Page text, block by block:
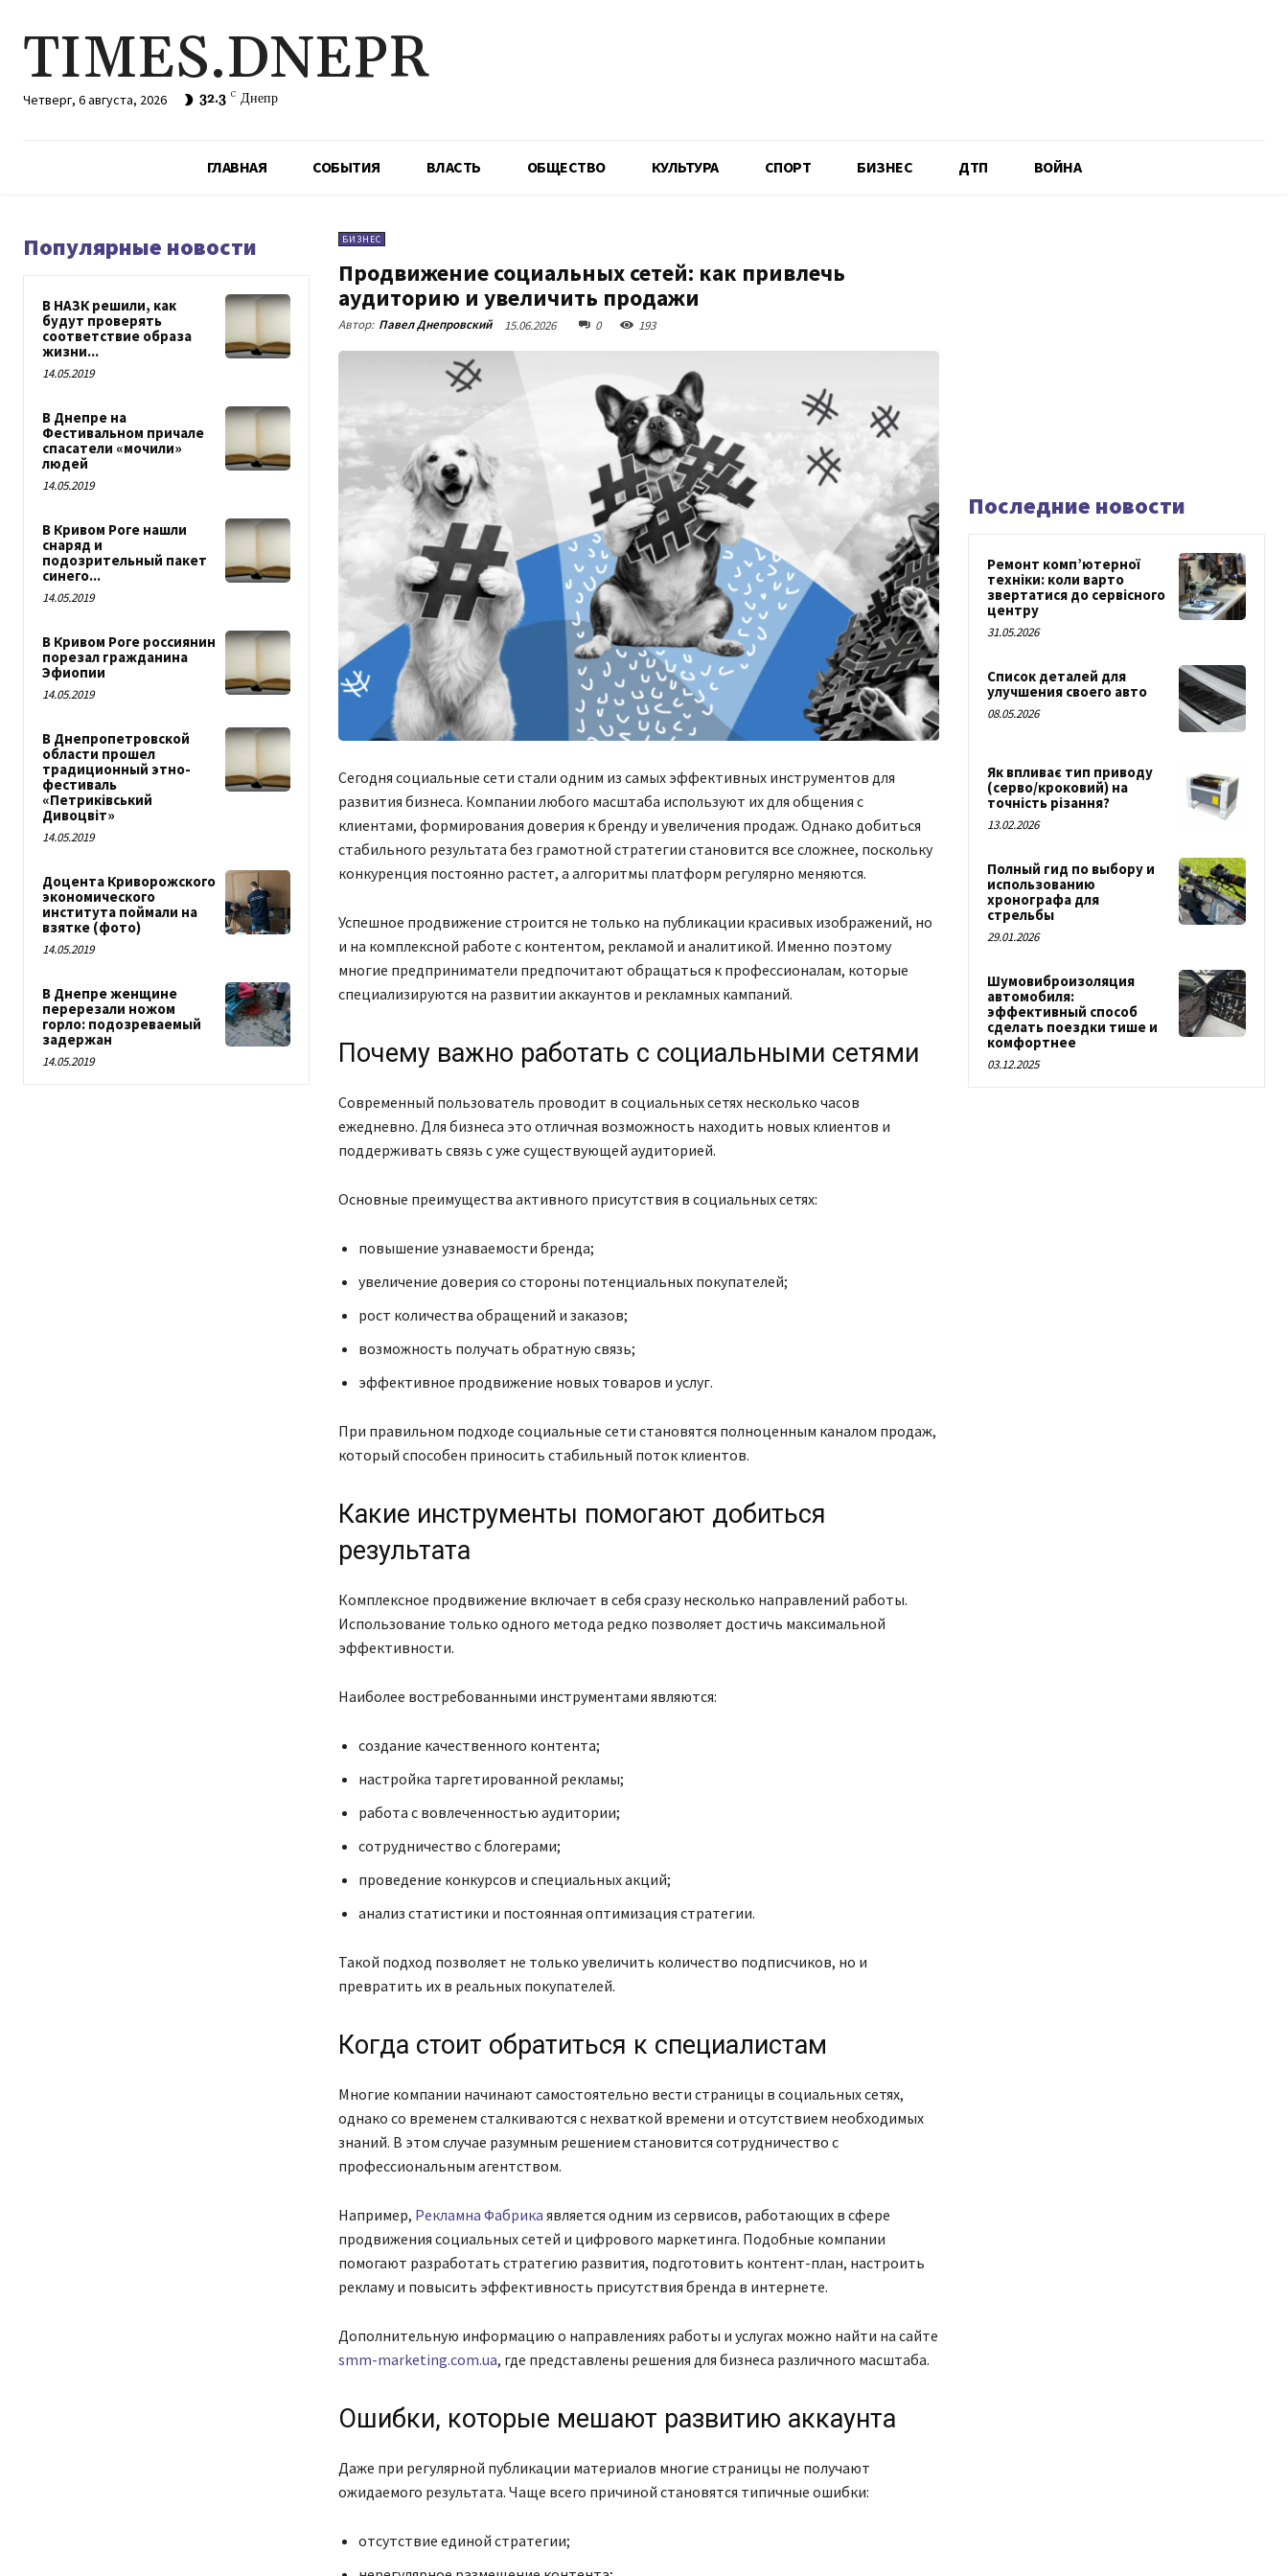
TIMES.DNEPR
Четверг, 6 августа, 2026 32.3 C Днепр
ГЛАВНАЯ СОБЫТИЯ ВЛАСТЬ ОБЩЕСТВО КУЛЬТУРА СПОРТ БИЗНЕС ДТП ВОЙНА
Популярные новости
В НАЗК решили, как
будут проверять
соответствие образа
жизни...
14.05.2019
В Днепре на
Фестивальном причале
спасатели «мочили»
людей
14.05.2019
В Кривом Роге нашли
снаряд и
подозрительный пакет
синего...
14.05.2019
В Кривом Роге россиянин
порезал гражданина
Эфиопии
14.05.2019
В Днепропетровской
области прошел
традиционный этно-
фестиваль
«Петриківський
Дивоцвіт»
14.05.2019
Доцента Криворожского
экономического
института поймали на
взятке (фото)
14.05.2019
В Днепре женщине
перерезали ножом
горло: подозреваемый
задержан
14.05.2019
БИЗНЕС
Продвижение социальных сетей: как привлечь
аудиторию и увеличить продажи
Автор: Павел Днепровский 15.06.2026 0 193
Сегодня социальные сети стали одним из самых эффективных инструментов для
развития бизнеса. Компании любого масштаба используют их для общения с
клиентами, формирования доверия к бренду и увеличения продаж. Однако добиться
стабильного результата без грамотной стратегии становится все сложнее, поскольку
конкуренция постоянно растет, а алгоритмы платформ регулярно меняются.
Успешное продвижение строится не только на публикации красивых изображений, но
и на комплексной работе с контентом, рекламой и аналитикой. Именно поэтому
многие предприниматели предпочитают обращаться к профессионалам, которые
специализируются на развитии аккаунтов и рекламных кампаний.
Почему важно работать с социальными сетями
Современный пользователь проводит в социальных сетях несколько часов
ежедневно. Для бизнеса это отличная возможность находить новых клиентов и
поддерживать связь с уже существующей аудиторией.
Основные преимущества активного присутствия в социальных сетях:
повышение узнаваемости бренда;
увеличение доверия со стороны потенциальных покупателей;
рост количества обращений и заказов;
возможность получать обратную связь;
эффективное продвижение новых товаров и услуг.
При правильном подходе социальные сети становятся полноценным каналом продаж,
который способен приносить стабильный поток клиентов.
Какие инструменты помогают добиться
результата
Комплексное продвижение включает в себя сразу несколько направлений работы.
Использование только одного метода редко позволяет достичь максимальной
эффективности.
Наиболее востребованными инструментами являются:
создание качественного контента;
настройка таргетированной рекламы;
работа с вовлеченностью аудитории;
сотрудничество с блогерами;
проведение конкурсов и специальных акций;
анализ статистики и постоянная оптимизация стратегии.
Такой подход позволяет не только увеличить количество подписчиков, но и
превратить их в реальных покупателей.
Когда стоит обратиться к специалистам
Многие компании начинают самостоятельно вести страницы в социальных сетях,
однако со временем сталкиваются с нехваткой времени и отсутствием необходимых
знаний. В этом случае разумным решением становится сотрудничество с
профессиональным агентством.
Например, Рекламна Фабрика является одним из сервисов, работающих в сфере
продвижения социальных сетей и цифрового маркетинга. Подобные компании
помогают разработать стратегию развития, подготовить контент-план, настроить
рекламу и повысить эффективность присутствия бренда в интернете.
Дополнительную информацию о направлениях работы и услугах можно найти на сайте
smm-marketing.com.ua, где представлены решения для бизнеса различного масштаба.
Ошибки, которые мешают развитию аккаунта
Даже при регулярной публикации материалов многие страницы не получают
ожидаемого результата. Чаще всего причиной становятся типичные ошибки:
отсутствие единой стратегии;
Последние новости
Ремонт комп’ютерної
техніки: коли варто
звертатися до сервісного
центру
31.05.2026
Список деталей для
улучшения своего авто
08.05.2026
Як впливає тип приводу
(серво/кроковий) на
точність різання?
13.02.2026
Полный гид по выбору и
использованию
хронографа для
стрельбы
29.01.2026
Шумовиброизоляция
автомобиля:
эффективный способ
сделать поездки тише и
комфортнее
03.12.2025